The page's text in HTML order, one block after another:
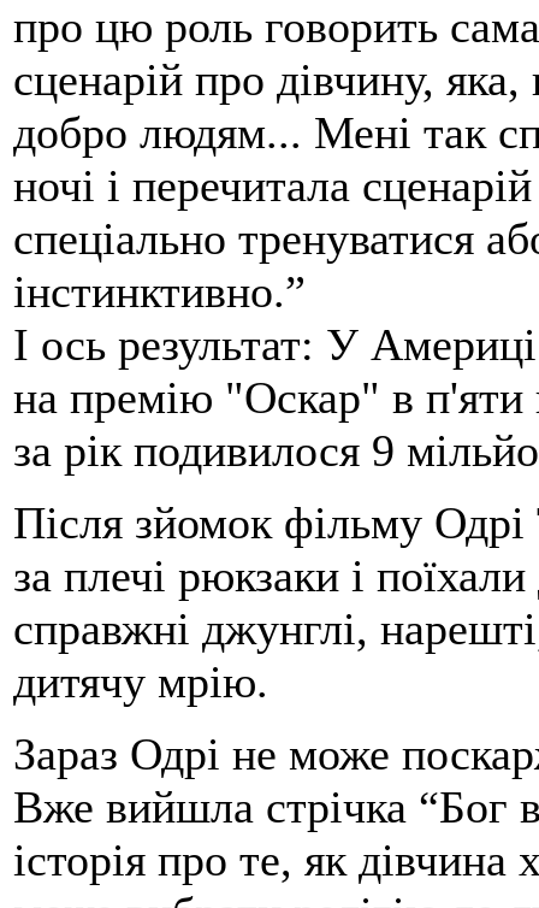
про цю роль говорить
сценарій про дівчину,
добро людям... Мені так
ночі і перечитала
спеціально тренуватися
інстинктивно.”
І ось результат: У
на премію "Оскар" в п'яти
за рік подивилося 9
Після зйомок фільму
за плечі рюкзаки і
справжні джунглі,
дитячу мрію.
Зараз Одрі не може
Вже вийшла стрічка “Бог
історія про те, як